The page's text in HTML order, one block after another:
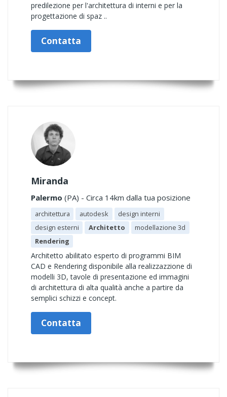
predilezione per l'architettura di interni e per la
progettazione di spaz ..
Contatta
Miranda
Palermo (PA) - Circa 14km dalla tua posizione
architettura autodesk
design interni
design esterni
Architetto
modellazione 3d
Rendering
Architetto abilitato esperto di programmi BIM
CAD e Rendering disponibile alla realizzazzione di
modelli 3D, tavole di presentazione ed immagini
di architettura di alta qualità anche a partire da
semplici schizzi e concept.
Contatta